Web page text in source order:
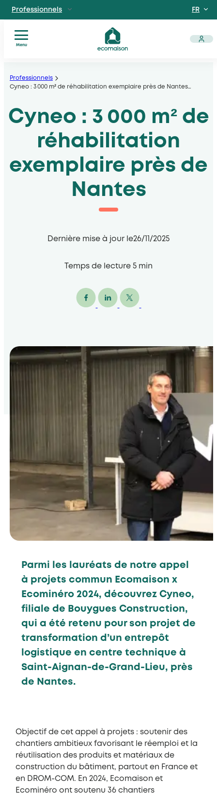
au
contenu
Particuliers
Site dédié aux particuliers
Professionnels
Acteurs solidaires, collectivités locales, opérateurs
Apprendre à mieux nous connaitre
FR
Menu
êtes
services
Nos
Actualités
utiles
Professionnels
Cyneo : 3 000 m² de réhabilitation exemplaire près de Nantes…
Cyneo : 3 000 m² de
réhabilitation
exemplaire près de
Nantes
Dernière mise à jour le26/11/2025
Temps de lecture 5 min
Parmi les lauréats de notre appel
à projets commun Ecomaison x
Ecominéro 2024, découvrez Cyneo,
filiale de Bouygues Construction,
qui a été retenu pour son projet de
transformation d’un entrepôt
logistique en centre technique à
Saint-Aignan-de-Grand-Lieu, près
de Nantes.
Objectif de cet appel à projets : soutenir des
chantiers ambitieux favorisant le réemploi et la
réutilisation des produits et matériaux de
construction du bâtiment, partout en France et
en DROM-COM. En 2024, Ecomaison et
Ecominéro ont soutenu 36 chantiers